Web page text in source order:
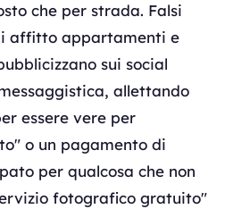
che per strada. Falsi
affitto appartamenti e
sui social
allettando
essere vere per
o un pagamento di
per qualcosa che non
fotografico gratuito"